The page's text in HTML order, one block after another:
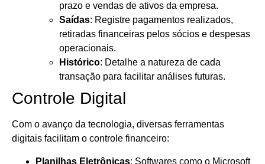
prazo e vendas de ativos da empresa.
Saídas: Registre pagamentos realizados,
retiradas financeiras pelos sócios e despesas
operacionais.
Histórico: Detalhe a natureza de cada
transação para facilitar análises futuras.
Controle Digital
Com o avanço da tecnologia, diversas ferramentas
digitais facilitam o controle financeiro:
Planilhas Eletrônicas: Softwares como o Microsoft